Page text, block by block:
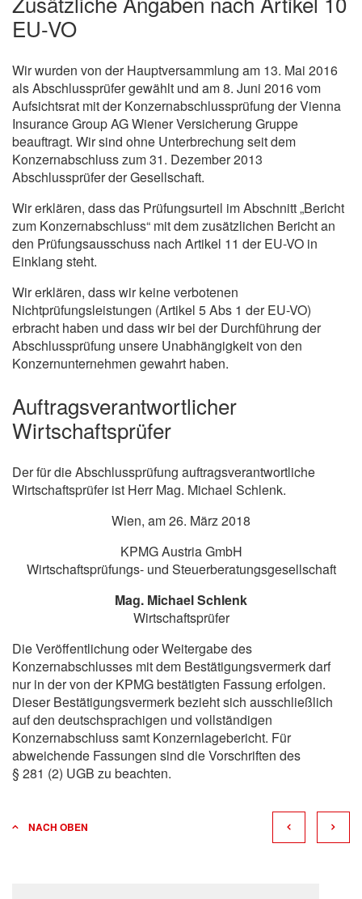
EU-VO
Wir wurden von der Hauptversammlung am 13. Mai 2016
als Abschlussprüfer gewählt und am 8. Juni 2016 vom
Aufsichtsrat mit der Konzernabschlussprüfung der Vienna
Insurance Group AG Wiener Versicherung Gruppe
beauftragt. Wir sind ohne Unterbrechung seit dem
Konzernabschluss zum 31. Dezember 2013
Abschlussprüfer der Gesellschaft.
Wir erklären, dass das Prüfungsurteil im Abschnitt „Bericht
zum Konzernabschluss“ mit dem zusätzlichen Bericht an
den Prüfungsausschuss nach Artikel 11 der EU-VO in
Einklang steht.
Wir erklären, dass wir keine verbotenen
Nichtprüfungsleistungen (Artikel 5 Abs 1 der EU-VO)
erbracht haben und dass wir bei der Durchführung der
Abschlussprüfung unsere Unabhängigkeit von den
Konzernunternehmen gewahrt haben.
Auftragsverantwortlicher
Wirtschaftsprüfer
Der für die Abschlussprüfung auftragsverantwortliche
Wirtschaftsprüfer ist Herr Mag. Michael Schlenk.
Wien, am 26. März 2018
KPMG Austria GmbH
Wirtschaftsprüfungs- und Steuerberatungsgesellschaft
Mag. Michael Schlenk
Wirtschaftsprüfer
Die Veröffentlichung oder Weitergabe des
Konzernabschlusses mit dem Bestätigungsvermerk darf
nur in der von der KPMG bestätigten Fassung erfolgen.
Dieser Bestätigungsvermerk bezieht sich ausschließlich
auf den deutschsprachigen und vollständigen
Konzernabschluss samt Konzernlagebericht. Für
abweichende Fassungen sind die Vorschriften des
§ 281 (2) UGB zu beachten.
NACH OBEN